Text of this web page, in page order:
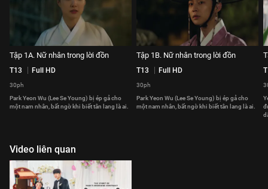
Tập 1A. Nữ nhân trong lời đồn
T13 Full HD
30ph
Park Yeon Wu (Lee Se Young) bị ép gả cho
một nam nhân, bất ngờ khi biết tân lang là ai.
Tập 1B. Nữ nhân trong lời đồn
T13 Full HD
30ph
Park Yeon Wu (Lee Se Young) bị ép gả cho
một nam nhân, bất ngờ khi biết tân lang là ai.
Video liên quan